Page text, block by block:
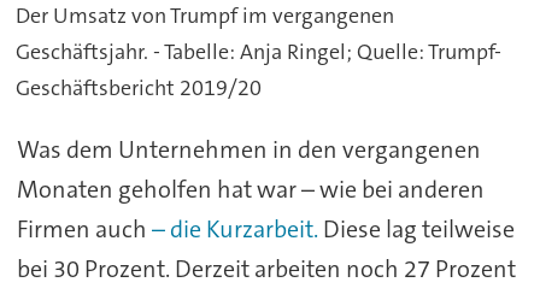
Der Umsatz von Trumpf im vergangenen
Geschäftsjahr. - Tabelle: Anja Ringel; Quelle: Trumpf-
Geschäftsbericht 2019/20
Was dem Unternehmen in den vergangenen
Monaten geholfen hat war – wie bei anderen
Firmen auch – die Kurzarbeit. Diese lag teilweise
bei 30 Prozent. Derzeit arbeiten noch 27 Prozent